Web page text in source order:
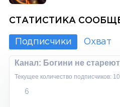
СТАТИСТИКА
Подписчики Охват
Канал: Богини не стареют
Текущее количество подписчиков:
6